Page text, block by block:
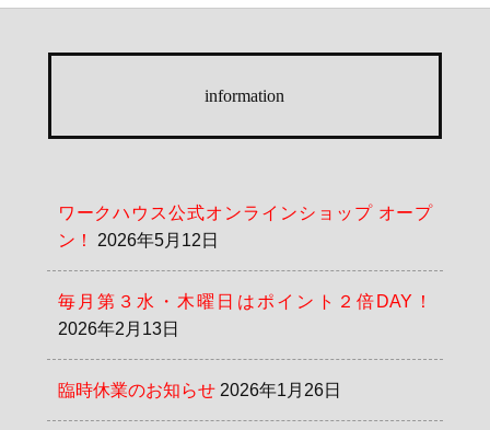
information
ワークハウス公式オンラインショップ オープ
ン！
2026年5月12日
毎月第３水・木曜日はポイント２倍DAY！
2026年2月13日
臨時休業のお知らせ 2026年1月26日